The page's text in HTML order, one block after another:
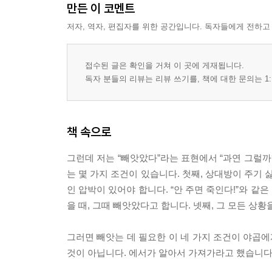
만든 이 코멘트
저자, 역자, 편집자를 위한 공간입니다. 독자들에게 전하
접수된 글은 확인을 거쳐 이 곳에 게재됩니다.
독자 분들의 리뷰는 리뷰 쓰기를, 책에 대한 문의는
책 속으로
그런데 저는 “빼앗았다”라는 표현에서 “과연 그럴
는 몇 가지 조건이 있습니다. 첫째, 상대방이 주기
인 압박이 있어야 합니다. “안 주면 죽인다!”와 같
을 때, 그때 빼앗았다고 합니다. 넷째, 그 모든 상
그러면 빼앗는 데 필요한 이 네 가지 조건이 야곱
것이 아닙니다. 에서가 알아서 가져가라고 했습니